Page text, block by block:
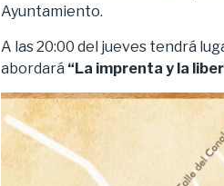
Ayuntamiento.
A las 20:00 del jueves tendrá
abordará “La imprenta y la